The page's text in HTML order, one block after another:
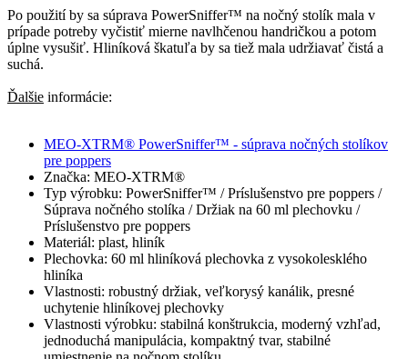
Po použití by sa súprava PowerSniffer™ na nočný stolík mala v
prípade potreby vyčistiť mierne navlhčenou handričkou a potom
úplne vysušiť. Hliníková škatuľa by sa tiež mala udržiavať čistá a
suchá.
Ďalšie informácie:
MEO-XTRM® PowerSniffer™ - súprava nočných stolíkov
pre poppers
Značka: MEO-XTRM®
Typ výrobku: PowerSniffer™ / Príslušenstvo pre poppers /
Súprava nočného stolíka / Držiak na 60 ml plechovku /
Príslušenstvo pre poppers
Materiál: plast, hliník
Plechovka: 60 ml hliníková plechovka z vysokolesklého
hliníka
Vlastnosti: robustný držiak, veľkorysý kanálik, presné
uchytenie hliníkovej plechovky
Vlastnosti výrobku: stabilná konštrukcia, moderný vzhľad,
jednoduchá manipulácia, kompaktný tvar, stabilné